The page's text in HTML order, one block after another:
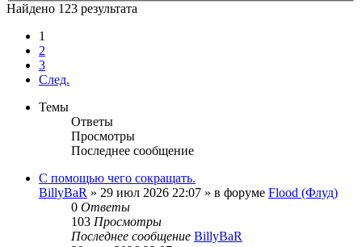
Найдено 123 результата
1
2
3
След.
Темы
Ответы
Просмотры
Последнее сообщение
С помощью чего сокращать.
BillyBaR » 29 июл 2026 22:07 » в форуме Flood (Флуд)
0 Ответы
103 Просмотры
Последнее сообщение BillyBaR